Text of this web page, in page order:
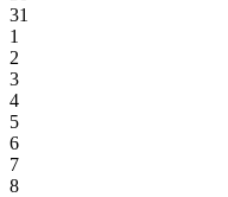
31
1
2
3
4
5
6
7
8